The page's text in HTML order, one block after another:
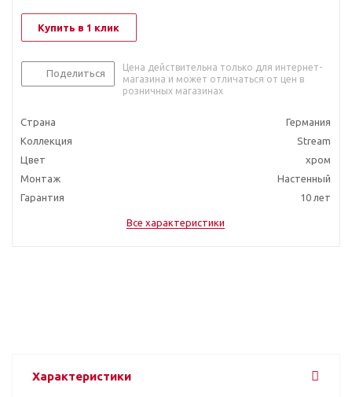
Купить в 1 клик
Поделиться
Цена действительна только для интернет-
магазина и может отличаться от цен в
розничных магазинах
Страна
Германия
Коллекция
Stream
Цвет
хром
Монтаж
Настенный
Гарантия
10 лет
Все характеристики
Характеристики